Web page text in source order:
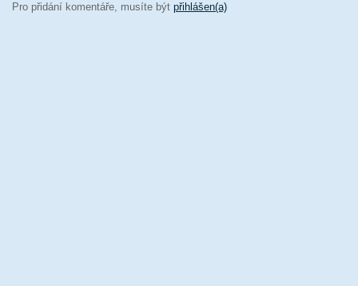
Pro přidání komentáře, musíte být přihlášen(a)